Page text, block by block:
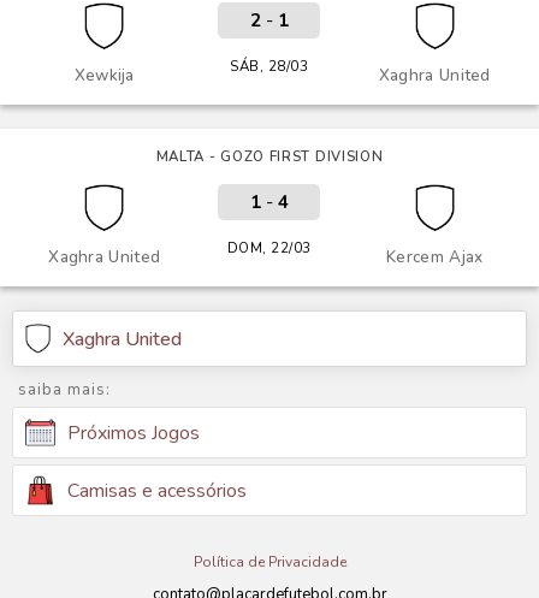
Xewkija Xaghra United
2- 1
SÁB, 28/03
MALTA - GOZO FIRST DIVISION
Xaghra United Kercem Ajax
1- 4
DOM, 22/03
Xaghra United
saiba mais:
Próximos Jogos
Camisas e acessórios
Política de Privacidade